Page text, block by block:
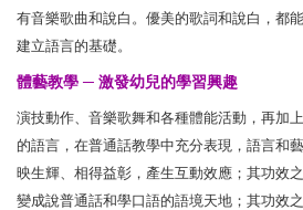
有音樂歌曲和說白。優美的歌詞和說白，都
建立語言的基礎。
體藝教學 ─ 激發幼兒的學習興趣
演技動作、音樂歌舞和各種體能活動，再加
的語言，在普通話教學中充分表現，語言和
映生輝、相得益彰，產生互動效應；其功效
變成說普通話和學口語的語境天地；其功效